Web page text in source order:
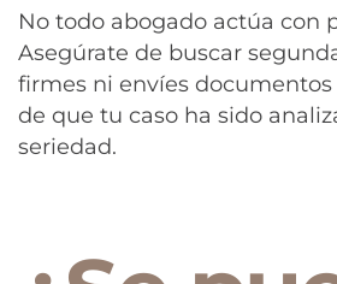
No todo abogado actúa con
Asegúrate de buscar
firmes ni envíes
de que tu caso ha sido
seriedad.